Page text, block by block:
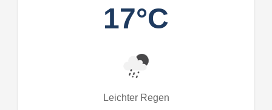
17°C
Leichter Regen